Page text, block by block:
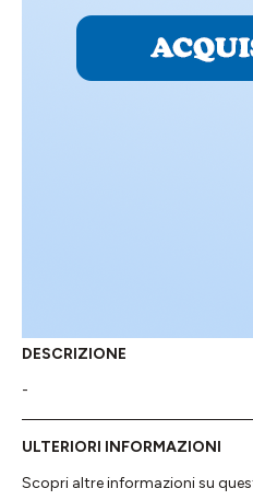
DESCRIZIONE
-
ULTERIORI INFORMAZIONI
Scopri altre informazioni su